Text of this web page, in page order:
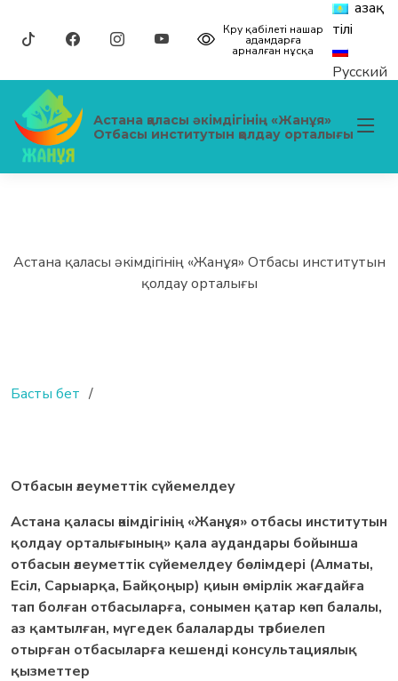
Көру қабілеті нашар
адамдарға
арналған нұсқа
Қазақ
тілі
Русский
Астана қаласы әкімдігінің «Жанұя»
Отбасы институтын қолдау орталығы
Астана қаласы әкімдігінің «Жанұя» Отбасы институтын
қолдау орталығы
Басты бет
Отбасын әлеуметтік сүйемелдеу
Астана қаласы әкімдігінің «Жанұя» отбасы институтын
қолдау орталығының» қала аудандары бойынша
отбасын әлеуметтік сүйемелдеу бөлімдері (Алматы,
Есіл, Сарыарқа, Байқоңыр) қиын өмірлік жағдайға
тап болған отбасыларға, сонымен қатар көп балалы,
аз қамтылған, мүгедек балаларды тәрбиелеп
отырған отбасыларға кешенді консультациялық
қызметтер